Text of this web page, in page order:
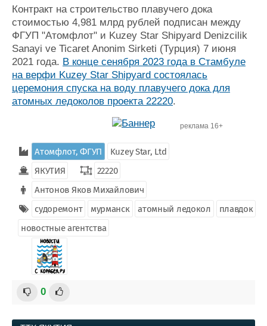
Контракт на строительство плавучего дока
стоимостью 4,981 млрд рублей подписан между
ФГУП "Атомфлот" и Kuzey Star Shipyard Denizcilik
Sanayi ve Ticaret Anonim Sirketi (Турция) 7 июня
2021 года. В конце сенября 2023 года в Стамбуле
на верфи Kuzey Star Shipyard состоялась
церемония спуска на воду плавучего дока для
атомных ледоколов проекта 22220.
реклама 16+
Атомфлот, ФГУП
Kuzey Star, Ltd
ЯКУТИЯ
22220
Антонов Яков Михайлович
судоремонт
мурманск атомный ледокол
плавдок
новостные агентства
0